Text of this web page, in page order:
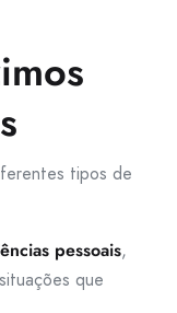
tipos de
pessoais,
que